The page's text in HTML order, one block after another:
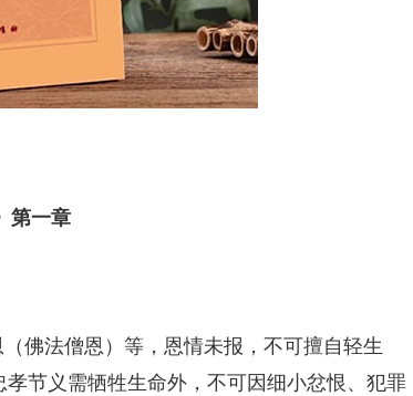
第一章
佛法僧恩）等，恩情未报，不可擅自轻生
节义需牺牲生命外，不可因细小忿恨、犯罪